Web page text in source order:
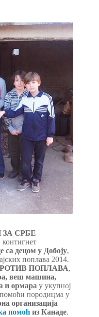
ЗА СРБЕ
са децом у Добоју,
поплава 2014.
ПОПЛАВА,
веш машина,
и ормара у укупној
породицма у
организација
помоћ из Канаде.